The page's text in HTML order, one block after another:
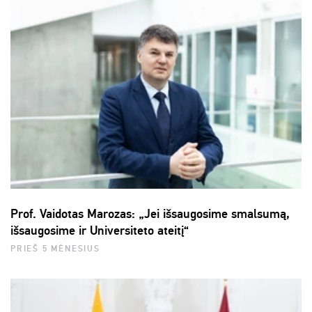
Prof. Vaidotas Marozas: „Jei išsaugosime smalsumą,
išsaugosime ir Universiteto ateitį“
PRIEŠ 5 MĖNESIUS